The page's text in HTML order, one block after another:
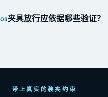
03夹具放行应依据哪些验证？
带上真实的装夹约束